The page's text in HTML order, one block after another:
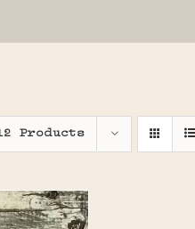
Products